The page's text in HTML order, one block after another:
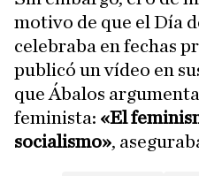
motivo de que el Día
celebraba en fechas
publicó un vídeo en
que Ábalos
feminista: «El
socialismo»,